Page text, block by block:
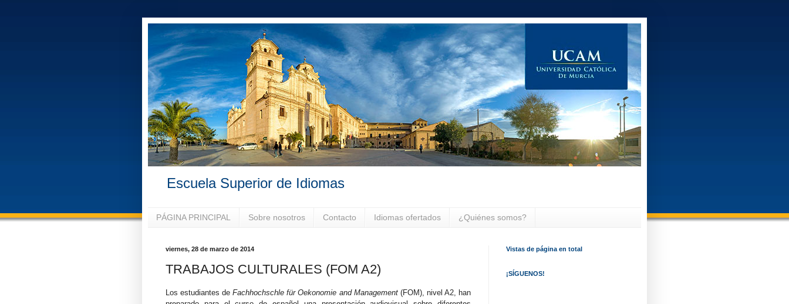
Escuela Superior de Idiomas
PÁGINA PRINCIPAL Sobre nosotros Contacto Idiomas ofertados ¿Quiénes somos?
viernes, 28 de marzo de 2014
TRABAJOS CULTURALES (FOM A2)
Los estudiantes deFachhochschle für Oekonomie and Management(FOM), nivel A2, han
Vistas de página en total
¡SÍGUENOS!